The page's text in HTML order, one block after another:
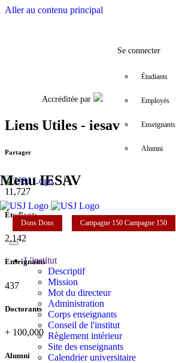
Aller au contenu principal
FacebookTwitter
Accréditée par
Se connecter
Étudiants
Employés
Enseignants
Alumni
Menu IESAV
Dons Dons Campagne 150 Campagne 150
L'institut
Descriptif
Mission
Mot du directeur
Administration
Corps enseignants
Conseil de l'institut
Règlement intérieur
Site des enseignants
Calendrier universitaire
Liens Utiles - iesav
Partager
11,727
Étudiants
2,142
Enseignants
437
Doctorants
+ 100,000
Alumni